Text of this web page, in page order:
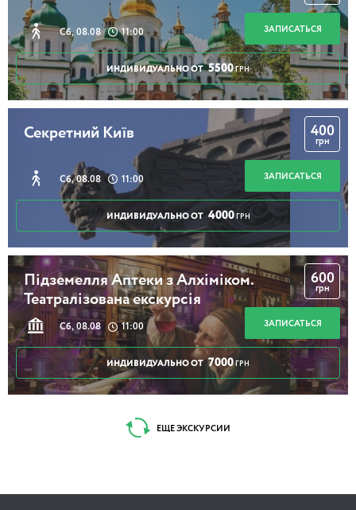
Сб, 08.08 11:00 ЗАПИСАТЬСЯ
ИНДИВИДУАЛЬНО ОТ 5500 ГРН
Секретний Київ
Сб, 08.08 11:00
400
грн
ЗАПИСАТЬСЯ
ИНДИВИДУАЛЬНО ОТ 4000 ГРН
Підземелля Аптеки з Алхіміком.
Театралізована екскурсія
Сб, 08.08 11:00
600
грн
ЗАПИСАТЬСЯ
ИНДИВИДУАЛЬНО ОТ 7000 ГРН
ЕЩЕ ЭКСКУРСИИ